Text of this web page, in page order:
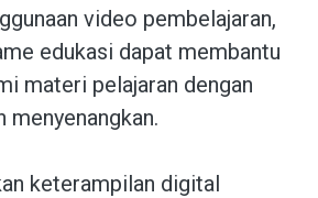
video pembelajaran,
edukasi dapat membantu
materi pelajaran dengan
menyenangkan.
keterampilan digital